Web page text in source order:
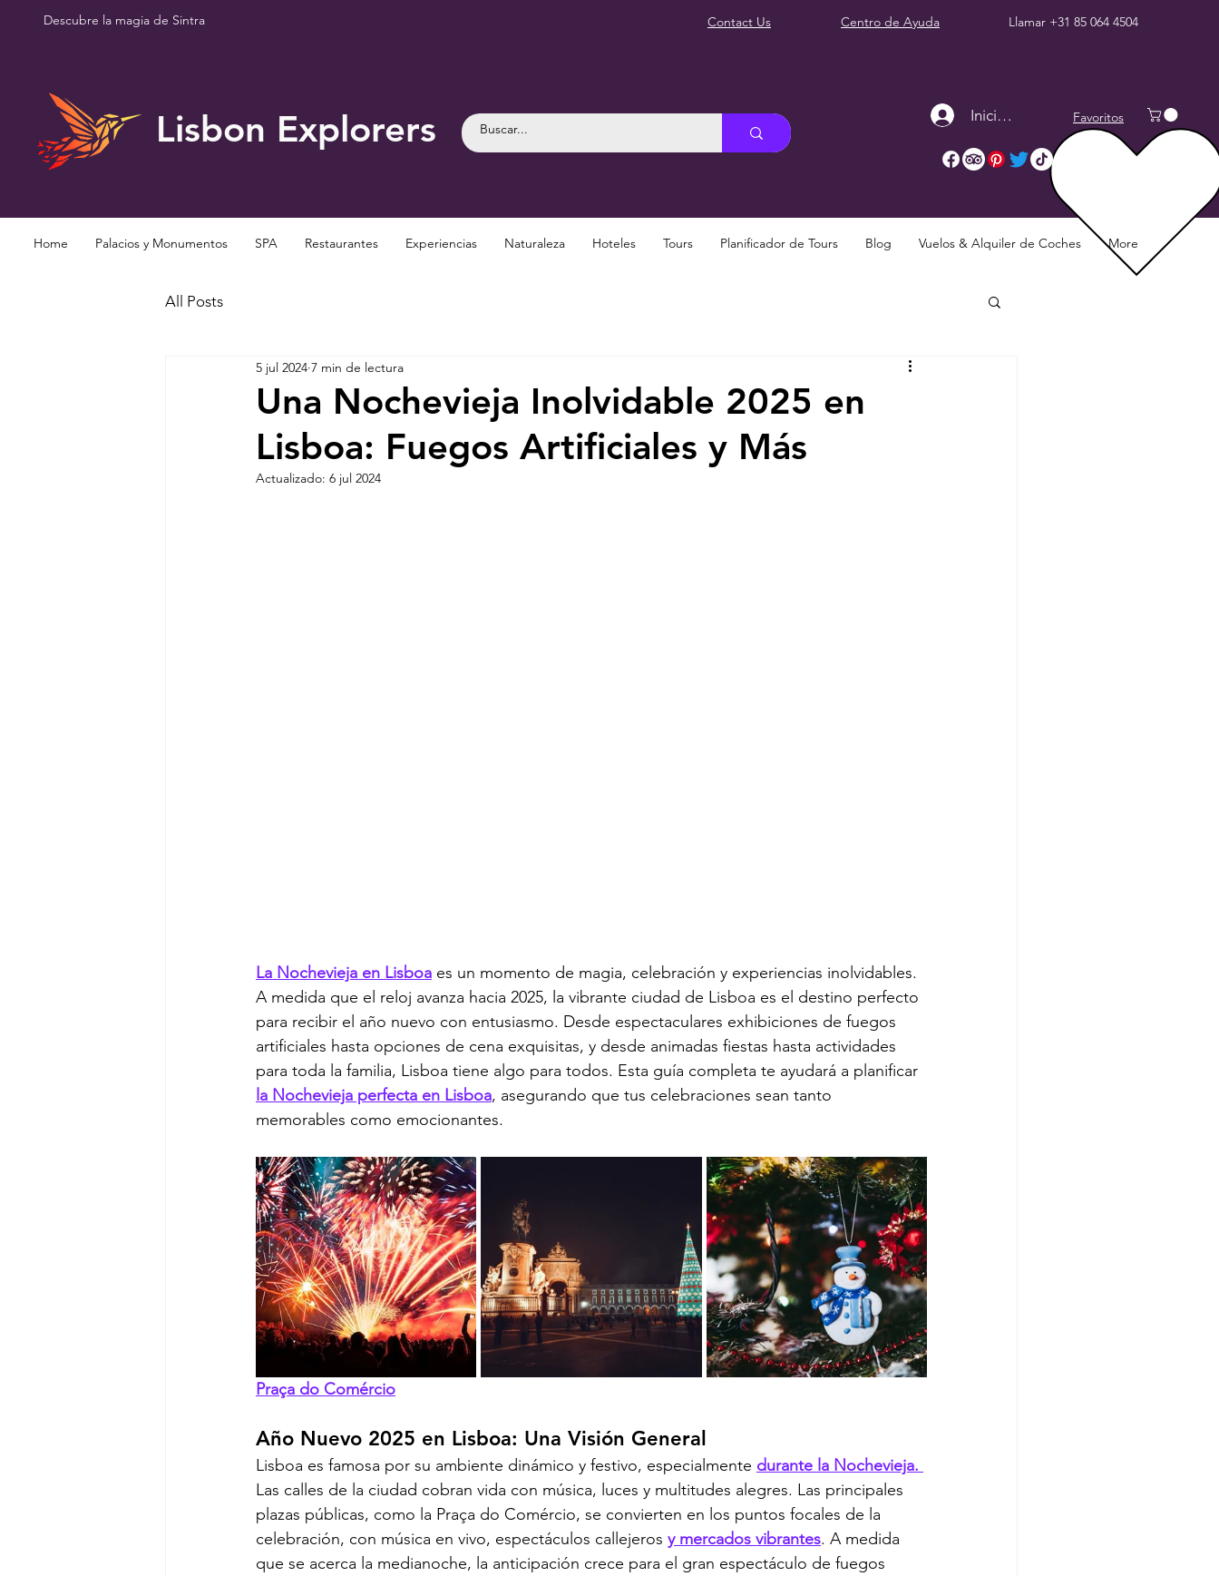
Descubre la magia de Sintra Contact Us Centro de Ayuda Llamar +31 85 064 4504
Lisbon Explorers Iniciar sesión Favoritos
Home Palacios y Monumentos SPA Restaurantes Experiencias Naturaleza Hoteles Tours Planificador de Tours Blog Vuelos & Alquiler de Coches More
All Posts
Una Nochevieja Inolvidable 2025 en
Lisboa: Fuegos Artificiales y Más
5 jul 2024 7 min de lectura
Actualizado: 6 jul 2024
La Nochevieja en Lisboa es un momento de magia, celebración y experiencias inolvidables.
A medida que el reloj avanza hacia 2025, la vibrante ciudad de Lisboa es el destino perfecto
para recibir el año nuevo con entusiasmo. Desde espectaculares exhibiciones de fuegos
artificiales hasta opciones de cena exquisitas, y desde animadas fiestas hasta actividades
para toda la familia, Lisboa tiene algo para todos. Esta guía completa te ayudará a planificar
la Nochevieja perfecta en Lisboa, asegurando que tus celebraciones sean tanto
memorables como emocionantes.
Praça do Comércio
Año Nuevo 2025 en Lisboa: Una Visión General
Lisboa es famosa por su ambiente dinámico y festivo, especialmente durante la Nochevieja.
Las calles de la ciudad cobran vida con música, luces y multitudes alegres. Las principales
plazas públicas, como la Praça do Comércio, se convierten en los puntos focales de la
celebración, con música en vivo, espectáculos callejeros y mercados vibrantes. A medida
que se acerca la medianoche, la anticipación crece para el gran espectáculo de fuegos